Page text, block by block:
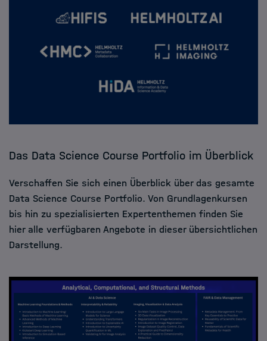
Das Data Science Course Portfolio im Überblick
Verschaffen Sie sich einen Überblick über das gesamte
Data Science Course Portfolio. Von Grundlagenkursen
bis hin zu spezialisierten Expertenthemen finden Sie
hier alle verfügbaren Angebote in dieser übersichtlichen
Darstellung.